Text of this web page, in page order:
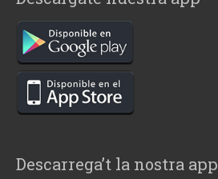
Descarrega’t la nostra app